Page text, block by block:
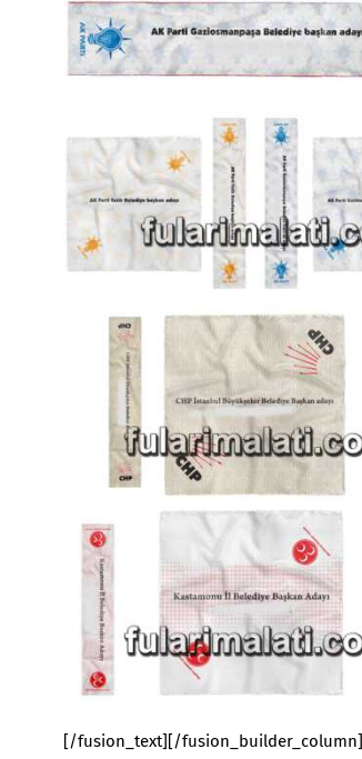
[/fusion_text][/fusion_builder_column]